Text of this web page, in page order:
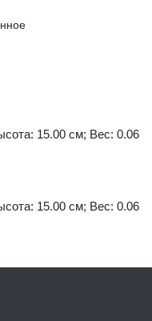
15.00 см; Вес: 0.06
15.00 см; Вес: 0.06